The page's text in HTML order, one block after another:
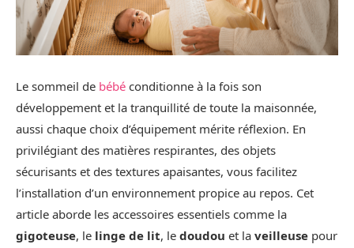
Le sommeil de bébé conditionne à la fois son
développement et la tranquillité de toute la maisonnée,
aussi chaque choix d’équipement mérite réflexion. En
privilégiant des matières respirantes, des objets
sécurisants et des textures apaisantes, vous facilitez
l’installation d’un environnement propice au repos. Cet
article aborde les accessoires essentiels comme la
gigoteuse, le linge de lit, le doudou et la veilleuse pour